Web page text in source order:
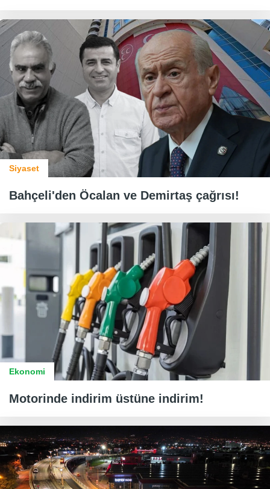
Siyaset
Bahçeli'den Öcalan ve Demirtaş çağrısı!
Ekonomi
Motorinde indirim üstüne indirim!